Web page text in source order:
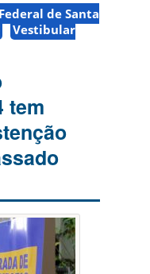
de Santa
Vestibular
tem